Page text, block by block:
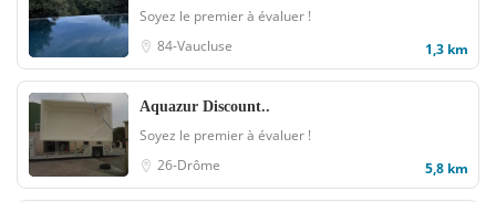
Soyez le premier à évaluer !
84-Vaucluse
1,3 km
Aquazur Discount..
Soyez le premier à évaluer !
26-Drôme
5,8 km